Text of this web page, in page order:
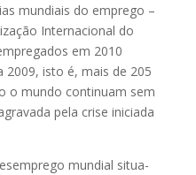
mundiais do emprego –
Internacional do
em 2010
2009, isto é, mais de 205
o mundo continuam sem
pela crise iniciada
mundial situa-